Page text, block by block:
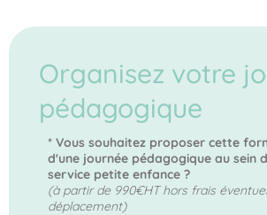
Organisez votre
pédagogique
* Vous souhaitez proposer cette
d'une journée pédagogique au sein
service petite enfance ?
(à partir de 990€HT hors frais
déplacement)